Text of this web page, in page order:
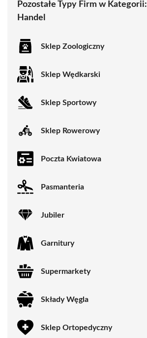
Pozostałe Typy Firm w Kategorii:
Handel
Sklep Zoologiczny
Sklep Wędkarski
Sklep Sportowy
Sklep Rowerowy
Poczta Kwiatowa
Pasmanteria
Jubiler
Garnitury
Supermarkety
Składy Węgla
Sklep Ortopedyczny